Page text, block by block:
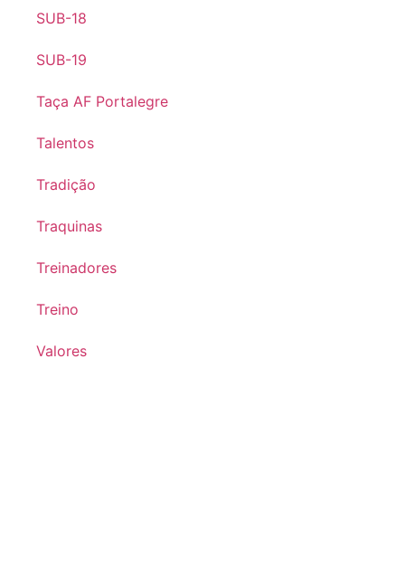
SUB-18
SUB-19
Taça AF Portalegre
Talentos
Tradição
Traquinas
Treinadores
Treino
Valores